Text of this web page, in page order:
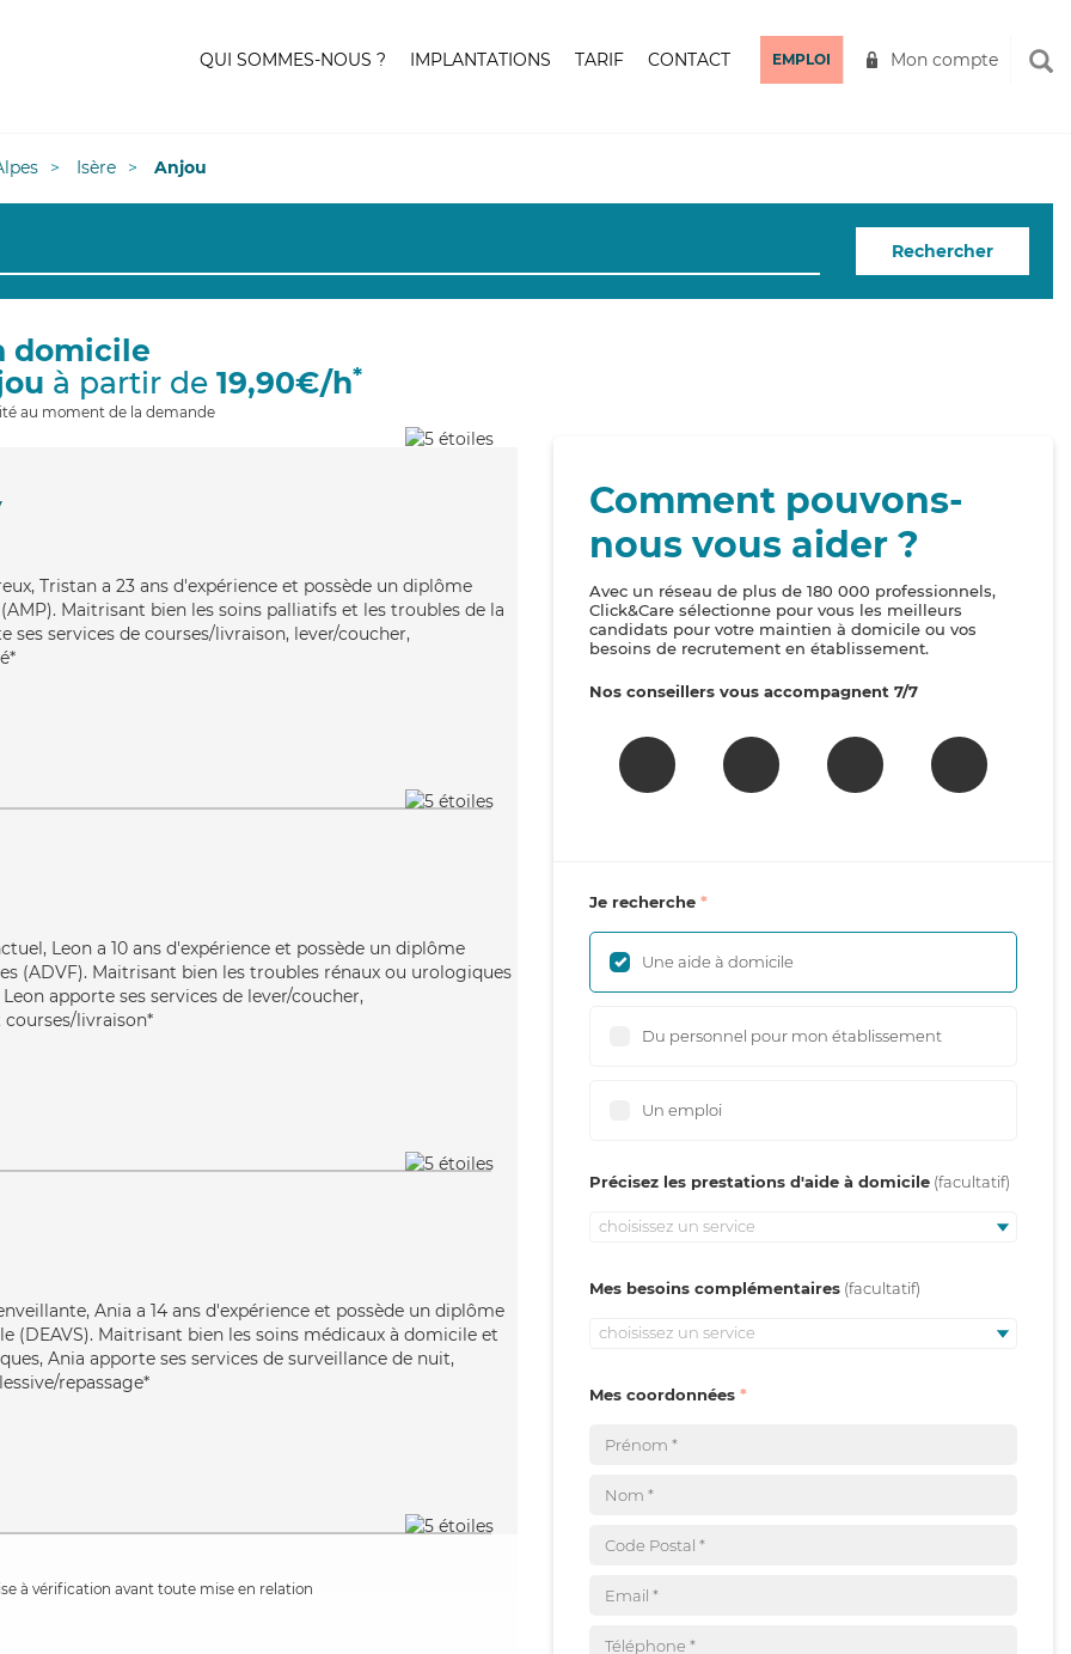
QUI SOMMES-NOUS ? IMPLANTATIONS TARIF CONTACT EMPLOI Mon compte
Isère Anjou
Rechercher
domicile
à partir de 19,90€/h*
au moment de la demande
Tristan a 23 ans d'expérience et possède un diplôme
Maitrisant bien les soins palliatifs et les troubles de la
ses services de courses/livraison, lever/coucher,
Leon a 10 ans d'expérience et possède un diplôme
(ADVF). Maitrisant bien les troubles rénaux ou urologiques
apporte ses services de lever/coucher,
livraison*
Ania a 14 ans d'expérience et possède un diplôme
(DEAVS). Maitrisant bien les soins médicaux à domicile et
Ania apporte ses services de surveillance de nuit,
repassage*
à vérification avant toute mise en relation
Comment pouvons-
nous vous aider ?
Avec un réseau de plus de 180 000 professionnels,
Click&Care sélectionne pour vous les meilleurs
candidats pour votre maintien à domicile ou vos
besoins de recrutement en établissement.
Nos conseillers vous accompagnent 7/7
Je recherche
Une aide à domicile
Du personnel pour mon établissement
Un emploi
Précisez les prestations d'aide à domicile
choisissez un service
Mes besoins complémentaires
choisissez un service
Mes coordonnées